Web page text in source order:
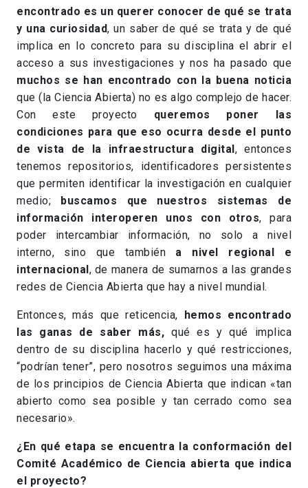
encontrado es un querer conocer de qué se trata
y una curiosidad, un saber de qué se trata y de qué
implica en lo concreto para su disciplina el abrir el
acceso a sus investigaciones y nos ha pasado que
muchos se han encontrado con la buena noticia
que (la Ciencia Abierta) no es algo complejo de hacer.
Con este proyecto queremos poner las
condiciones para que eso ocurra desde el punto
de vista de la infraestructura digital, entonces
tenemos repositorios, identificadores persistentes
que permiten identificar la investigación en cualquier
medio; buscamos que nuestros sistemas de
información interoperen unos con otros, para
poder intercambiar información, no solo a nivel
interno, sino que también a nivel regional e
internacional, de manera de sumarnos a las grandes
redes de Ciencia Abierta que hay a nivel mundial.
Entonces, más que reticencia, hemos encontrado
las ganas de saber más, qué es y qué implica
dentro de su disciplina hacerlo y qué restricciones,
“podrían tener”, pero nosotros seguimos una máxima
de los principios de Ciencia Abierta que indican «tan
abierto como sea posible y tan cerrado como sea
necesario».
¿En qué etapa se encuentra la conformación del
Comité Académico de Ciencia abierta que indica
el proyecto?